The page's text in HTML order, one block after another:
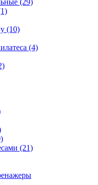
(29)
(10)
(4)
(21)